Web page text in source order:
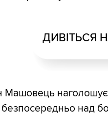
ДИВІТЬСЯ
Машовець
безпосередньо над